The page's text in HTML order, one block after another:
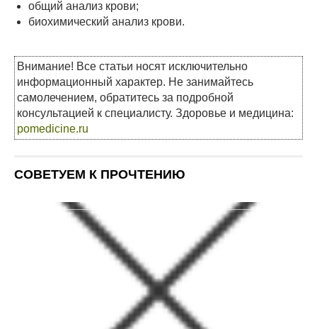
общий анализ крови;
биохимический анализ крови.
Внимание! Все статьи носят исключительно
информационный характер. Не занимайтесь
самолечением, обратитесь за подробной
консультацией к специалисту. Здоровье и медицина:
pomedicine.ru
СОВЕТУЕМ К ПРОЧТЕНИЮ